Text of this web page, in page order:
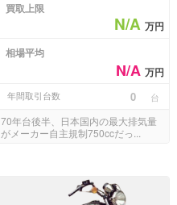
買取上限
N/A 万円
相場平均
N/A 万円
年間取引台数 0 台
70年台後半、日本国内の最大排気量
がメーカー自主規制750ccだっ...